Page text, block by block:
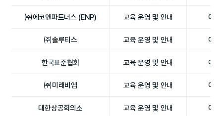
㈜에코앤파트너스 (ENP) 교육 운영 및 안내 이
㈜솔루티스 교육 운영 및 안내 이
한국표준협회 교육 운영 및 안내 이
㈜미래비엠 교육 운영 및 안내 이
대한상공회의소 교육 운영 및 안내 이